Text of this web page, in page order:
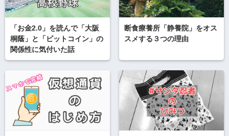
「お金2.0」を読んで「大阪
桐蔭」と「ビットコイン」の
関係性に気付いた話
断食療養所「静養院」をオス
スメする３つの理由